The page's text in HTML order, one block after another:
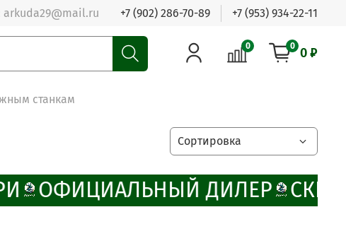
arkuda29@mail.ru +7 (902) 286-70-89 +7 (953) 934-22-11
0 0 0 ₽
станкам
ОФИЦИАЛЬНЫЙ ДИЛЕР